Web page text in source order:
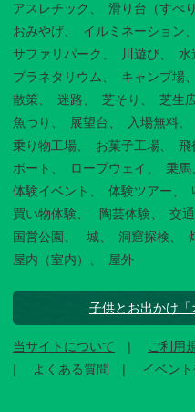
アスレチック 滑り台（すべり
おみやげ
イルミネーション
サファリパーク
川遊び 水
プラネタリウム
キャンプ場
散策
迷路 芝そり 芝生
魚つり
展望台 入場無料
乗り物工場
お菓子工場 飛
ボート
ロープウェイ 乗馬
体験イベント
体験ツアー
買い物体験
陶芸体験 交
国営公園
城 洞窟探検
屋内（室内）
屋外
子供とお出かけ「
当サイトについて ご利用
よくある質問
イベン